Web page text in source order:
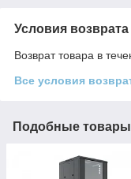
Условия возврата
Возврат товара в
Все условия
Подобные